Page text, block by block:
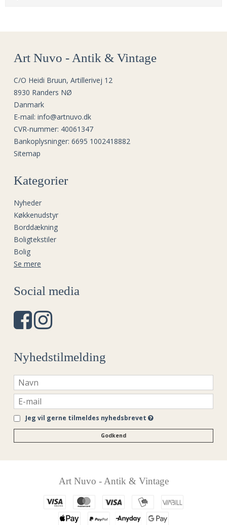
Art Nuvo - Antik & Vintage
C/O Heidi Bruun, Artillerivej 12
8930 Randers NØ
Danmark
E-mail: info@artnuvo.dk
CVR-nummer: 40061347
Bankoplysninger: 6695 1002418882
Sitemap
Kategorier
Nyheder
Køkkenudstyr
Borddækning
Boligtekstiler
Bolig
Se mere
Social media
Nyhedstilmelding
Jeg vil gerne tilmeldes nyhedsbrevet
Godkend
Art Nuvo - Antik & Vintage